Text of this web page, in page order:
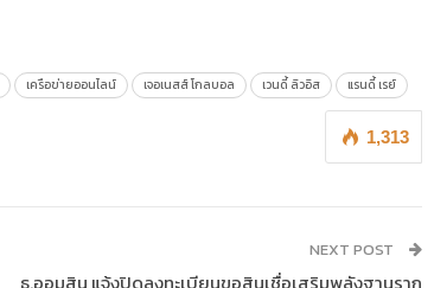
เครือข่ายออนไลน์ เจอเนสส์ โกลบอล เวนดี้ ลิวอิส แรนดี้ เรย์
1,313
NEXT POST
ธ.ออมสิน แจ้งปิดลงทะเบียนขอสินเชื่อเสริมพลังฐานราก